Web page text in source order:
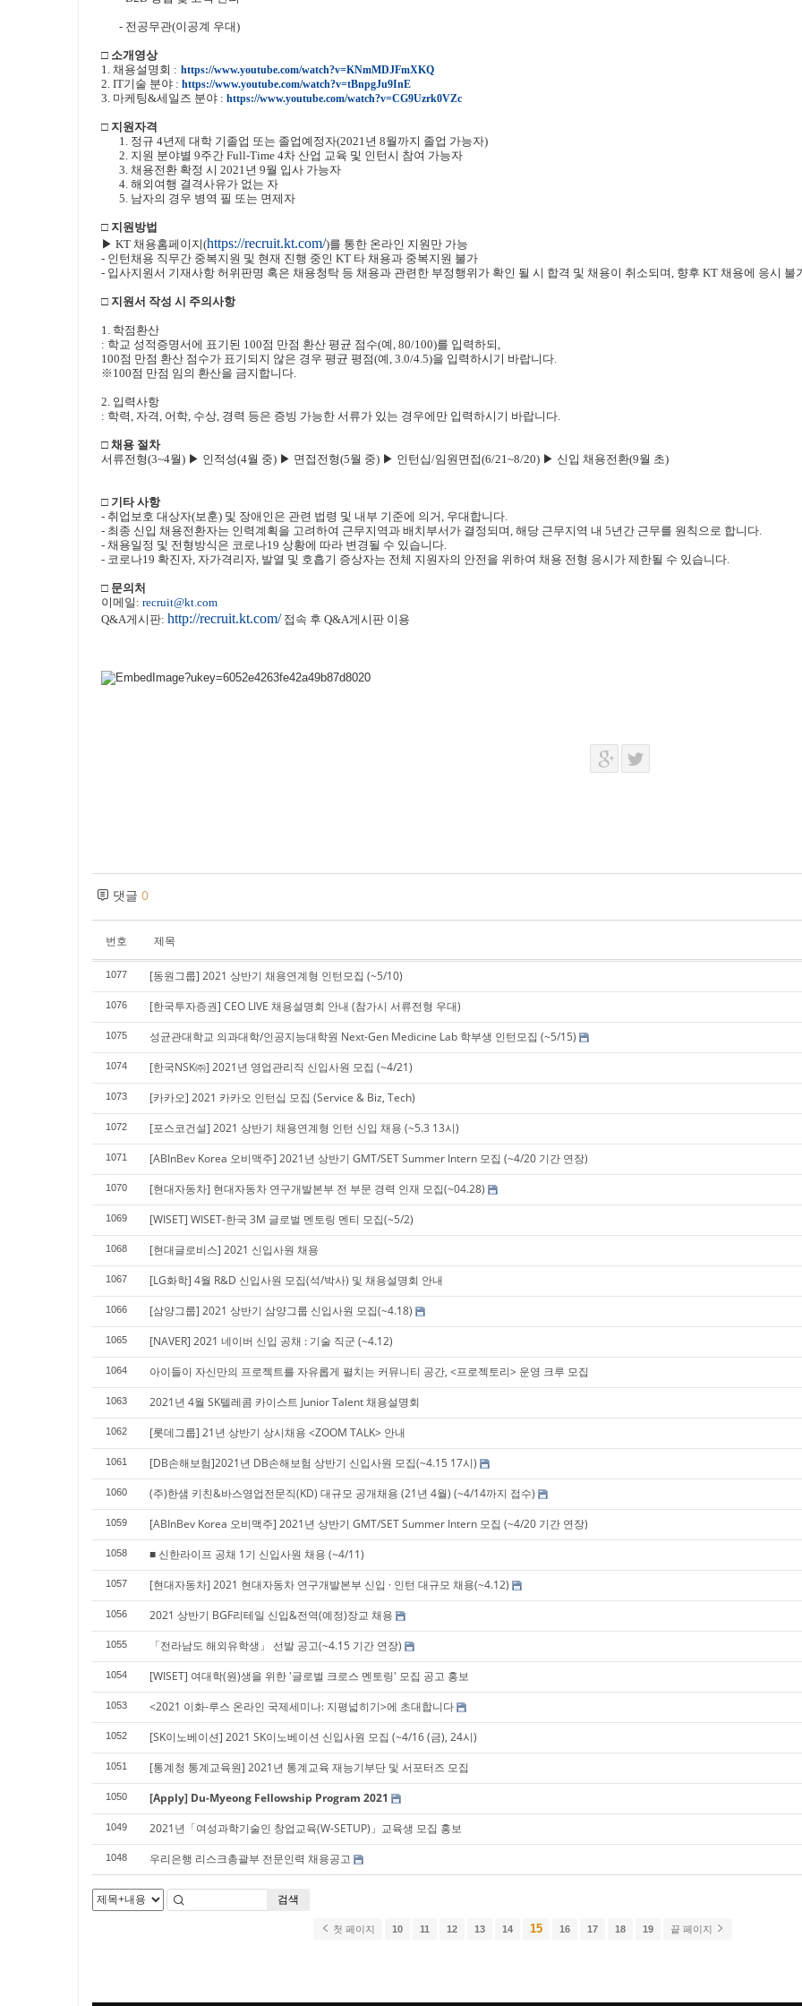
- 전공무관(이공계 우대)
□ 소개영상
1. 채용설명회 : https://www.youtube.com/watch?v=KNmMDJFmXKQ
2. IT기술 분야 : https://www.youtube.com/watch?v=tBnpgJu9InE
3. 마케팅&세일즈 분야 : https://www.youtube.com/watch?v=CG9Uzrk0VZc
□ 지원자격
1. 정규 4년제 대학 기졸업 또는 졸업예정자(2021년 8월까지 졸업 가능자)
2. 지원 분야별 9주간 Full-Time 4차 산업 교육 및 인턴시 참여 가능자
3. 채용전환 확정 시 2021년 9월 입사 가능자
4. 해외여행 결격사유가 없는 자
5. 남자의 경우 병역 필 또는 면제자
□ 지원방법
▶ KT 채용홈페이지(https://recruit.kt.com/)를 통한 온라인 지원만 가능
- 인턴채용 직무간 중복지원 및 현재 진행 중인 KT 타 채용과 중복지원 불가
- 입사지원서 기재사항 허위판명 혹은 채용청탁 등 채용과 관련한 부정행위가 확인 될 시 합격 및 채용이 취소되며, 향후 KT 채용에 응시 불
□ 지원서 작성 시 주의사항
1. 학점환산
: 학교 성적증명서에 표기된 100점 만점 환산 평균 점수(예, 80/100)를 입력하되,
100점 만점 환산 점수가 표기되지 않은 경우 평균 평점(예, 3.0/4.5)을 입력하시기 바랍니다.
※ 100점 만점 임의 환산을 금지합니다.
2. 입력사항
: 학력, 자격, 어학, 수상, 경력 등은 증빙 가능한 서류가 있는 경우에만 입력하시기 바랍니다.
□ 채용 절차
서류전형(3~4월) ▶ 인적성(4월 중) ▶ 면접전형(5월 중) ▶ 인턴십/임원면접(6/21~8/20) ▶ 신입 채용전환(9월 초)
□ 기타 사항
- 취업보호 대상자(보훈) 및 장애인은 관련 법령 및 내부 기준에 의거, 우대합니다.
- 최종 신입 채용전환자는 인력계획을 고려하여 근무지역과 배치부서가 결정되며, 해당 근무지역 내 5년간 근무를 원칙으로 합니다.
- 채용일정 및 전형방식은 코로나19 상황에 따라 변경될 수 있습니다.
- 코로나19 확진자, 자가격리자, 발열 및 호흡기 증상자는 전체 지원자의 안전을 위하여 채용 전형 응시가 제한될 수 있습니다.
□ 문의처
이메일 : recruit@kt.com
Q&A게시판: http://recruit.kt.com/ 접속 후 Q&A게시판 이용
댓글 0
번호 제목
1077 [동원그룹] 2021 상반기 채용연계형 인턴모집 (~5/10)
1076 [한국투자증권] CEO LIVE 채용설명회 안내 (참가시 서류전형 우대)
1075 성균관대학교 의과대학/인공지능대학원 Next-Gen Medicine Lab 학부생 인턴모집 (~5/15)
1074 [한국NSK㈜] 2021년 영업관리직 신입사원 모집 (~4/21)
1073 [카카오] 2021 카카오 인턴십 모집 (Service & Biz, Tech)
1072 [포스코건설] 2021 상반기 채용연계형 인턴 신입 채용 (~5.3 13시)
1071 [ABInBev Korea 오비맥주] 2021년 상반기 GMT/SET Summer Intern 모집 (~4/20 기간 연장)
1070 [현대자동차] 현대자동차 연구개발본부 전 부문 경력 인재 모집(~04.28)
1069 [WISET] WISET-한국 3M 글로벌 멘토링 멘티 모집(~5/2)
1068 [현대글로비스] 2021 신입사원 채용
1067 [LG화학] 4월 R&D 신입사원 모집(석/박사) 및 채용설명회 안내
1066 [삼양그룹] 2021 상반기 삼양그룹 신입사원 모집(~4.18)
1065 [NAVER] 2021 네이버 신입 공채 : 기술 직군 (~4.12)
1064 아이들이 자신만의 프로젝트를 자유롭게 펼치는 커뮤니티 공간, <프로젝토리> 운영 크루 모집
1063 2021년 4월 SK텔레콤 카이스트 Junior Talent 채용설명회
1062 [롯데그룹] 21년 상반기 상시채용 <ZOOM TALK> 안내
1061 [DB손해보험]2021년 DB손해보험 상반기 신입사원 모집(~4.15 17시)
1060 (주)한샘 키친&바스영업전문직(KD) 대규모 공개채용 (21년 4월) (~4/14까지 접수)
1059 [ABInBev Korea 오비맥주] 2021년 상반기 GMT/SET Summer Intern 모집 (~4/20 기간 연장)
1058 ■ 신한라이프 공채 1기 신입사원 채용 (~4/11)
1057 [현대자동차] 2021 현대자동차 연구개발본부 신입 · 인턴 대규모 채용(~4.12)
1056 2021 상반기 BGF리테일 신입&전역(예정)장교 채용
1055 「전라남도 해외유학생」 선발 공고(~4.15 기간 연장)
1054 [WISET] 여대학(원)생을 위한 '글로벌 크로스 멘토링' 모집 공고 홍보
1053 <2021 이화-루스 온라인 국제세미나: 지평넓히기>에 초대합니다
1052 [SK이노베이션] 2021 SK이노베이션 신입사원 모집 (~4/16 (금), 24시)
1051 [통계청 통계교육원] 2021년 통계교육 재능기부단 및 서포터즈 모집
1050 [Apply] Du-Myeong Fellowship Program 2021
1049 2021년「여성과학기술인 창업교육(W-SETUP)」교육생 모집 홍보
1048 우리은행 리스크총괄부 전문인력 채용공고
검색
첫 페이지 10 11 12 13 14 15 16 17 18 19 끝 페이지